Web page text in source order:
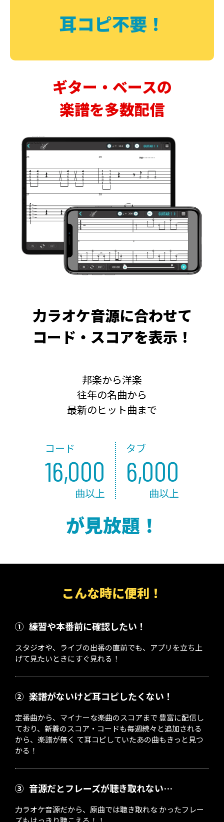
耳コピ不要！
ギター・ベースの
楽譜を多数配信
力ラオケ音源に合わせて
コード・スコアを表示！
邦楽から洋楽
往年の名曲から
最新のヒット曲まで
コード
16,000
曲以上
タブ
6,000
曲以上
が見放題！
こんな時に便利！
① 練習や本番前に確認したい！
スタジオや、ライブの出番の直前でも、アプリを立ち上
げて見たいときにすぐ見れる！
② 楽譜がないけど耳コピしたくない！
定番曲から、マイナーな楽曲のスコアまで 豊富に配信し
ており、新着のスコア・コードも毎週続々と追加される
から、楽譜が無く て耳コピしていたあの曲もきっと見つ
かる！
③ 音源だとフレーズが聴き取れない…
力ラオケ音源だから、原曲では聴き取れな かったフレー